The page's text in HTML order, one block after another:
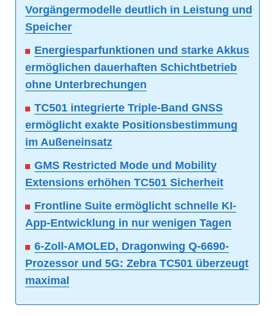
Vorgängermodelle deutlich in Leistung und
Speicher
Energiesparfunktionen und starke Akkus
ermöglichen dauerhaften Schichtbetrieb
ohne Unterbrechungen
TC501 integrierte Triple-Band GNSS
ermöglicht exakte Positionsbestimmung
im Außeneinsatz
GMS Restricted Mode und Mobility
Extensions erhöhen TC501 Sicherheit
Frontline Suite ermöglicht schnelle KI-
App-Entwicklung in nur wenigen Tagen
6-Zoll-AMOLED, Dragonwing Q-6690-
Prozessor und 5G: Zebra TC501 überzeugt
maximal